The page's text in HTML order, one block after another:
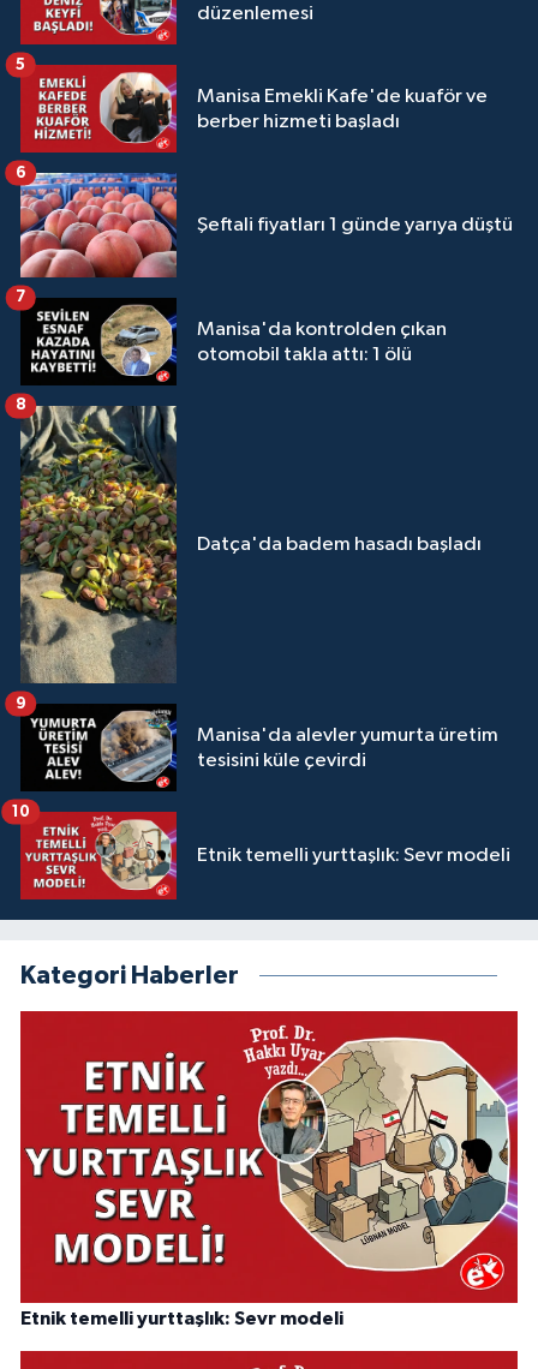
düzenlemesi
Manisa Emekli Kafe'de kuaför ve
berber hizmeti başladı
5
Şeftali fiyatları 1 günde yarıya düştü
6
Manisa'da kontrolden çıkan
otomobil takla attı: 1 ölü
7
Datça'da badem hasadı başladı
8
Manisa'da alevler yumurta üretim
tesisini küle çevirdi
9
Etnik temelli yurttaşlık: Sevr modeli
10
Kategori Haberler
Etnik temelli yurttaşlık: Sevr modeli